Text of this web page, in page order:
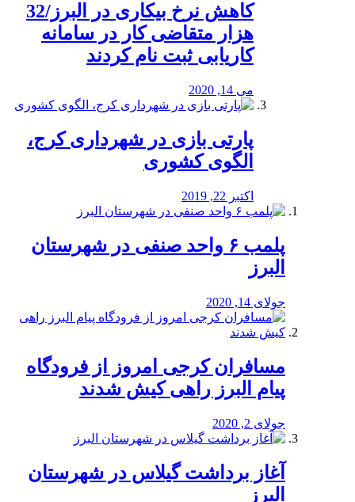
کاهش نرخ بیکاری در البرز/32
هزار متقاضی کار در سامانه
کاریابی ثبت نام کردند
می 14, 2020
پارتی بازی در شهرداری کرج،
الگوی کشوری
اکتبر 22, 2019
پلمب ۶ واحد صنفی در شهرستان
البرز
جولای 14, 2020
مسافران کرجی امروز از فرودگاه
پیام البرز راهی کیش شدند
جولای 2, 2020
آغاز برداشت گیلاس در شهرستان
البرز